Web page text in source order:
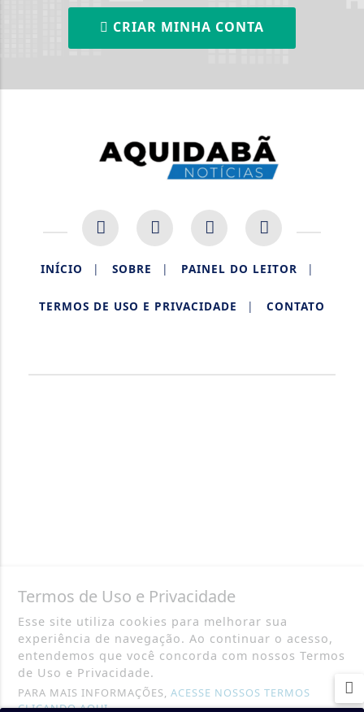
CRIAR MINHA CONTA
INÍCIO | SOBRE | PAINEL DO LEITOR |
TERMOS DE USO E PRIVACIDADE | CONTATO
Termos de Uso e Privacidade
Esse site utiliza cookies para melhorar sua
experiência de navegação. Ao continuar o acesso,
entendemos que você concorda com nossos Termos
de Uso e Privacidade.
PARA MAIS INFORMAÇÕES,ACESSE NOSSOS TERMOS
CLICANDO AQUI